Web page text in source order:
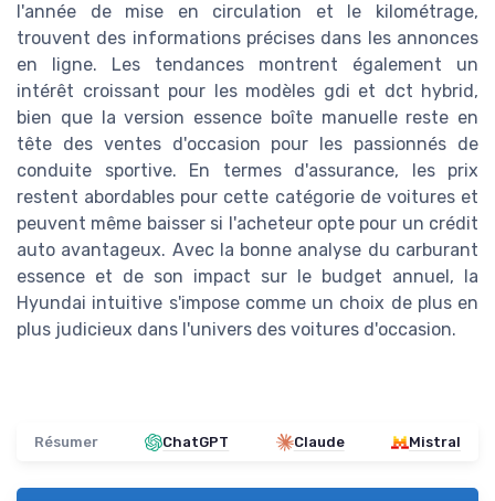
l'année de mise en circulation et le kilométrage,
trouvent des informations précises dans les annonces
en ligne. Les tendances montrent également un
intérêt croissant pour les modèles gdi et dct hybrid,
bien que la version essence boîte manuelle reste en
tête des ventes d'occasion pour les passionnés de
conduite sportive. En termes d'assurance, les prix
restent abordables pour cette catégorie de voitures et
peuvent même baisser si l'acheteur opte pour un crédit
auto avantageux. Avec la bonne analyse du carburant
essence et de son impact sur le budget annuel, la
Hyundai intuitive s'impose comme un choix de plus en
plus judicieux dans l'univers des voitures d'occasion.
Résumer ChatGPT Claude Mistral